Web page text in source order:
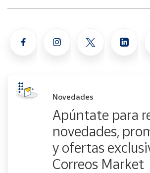
Novedades
Apúntate para
novedades,
y ofertas
Correos Market